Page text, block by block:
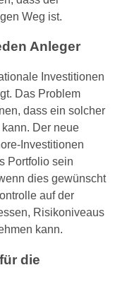
Weg ist.
Anleger
Investitionen
Das Problem
dass ein solcher
Der neue
Investitionen
Portfolio sein
dies gewünscht
auf der
Risikoniveaus
kann.
die